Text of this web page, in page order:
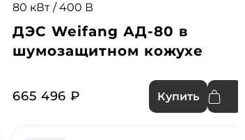
80 кВт / 400 В
ДЭС Weifang АД-80 в
шумозащитном кожухе
665 496 ₽ Купить